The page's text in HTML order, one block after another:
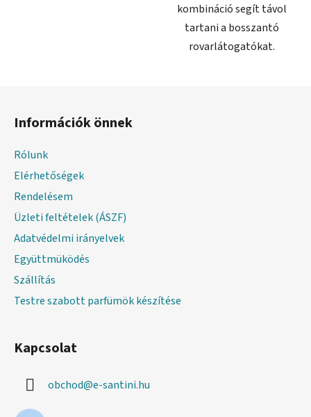
kombináció segít távol
tartani a bosszantó
rovarlátogatókat.
Információk önnek
Rólunk
Elérhetőségek
Rendelésem
Üzleti feltételek (ÁSZF)
Adatvédelmi irányelvek
Együttmüködés
Szállítás
Testre szabott parfümök készítése
Kapcsolat
obchod@e-santini.hu